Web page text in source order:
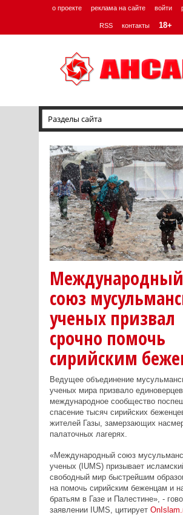
о проекте реклама на сайте войти
RSS контакты 18+
Международный
союз
ученых призвал
срочно помочь
сирийским
Ведущее объединение
ученых мира призвало
международное сообщество
спасение тысяч сирийских
жителей Газы, замерзающих
палаточных лагерях.
«Международный союз
ученых (IUMS) призывает
свободный мир быстрейшим
на помочь сирийским беженцам и
братьям в Газе и Палестине», -
заявлении IUMS , цитирует OnIslam